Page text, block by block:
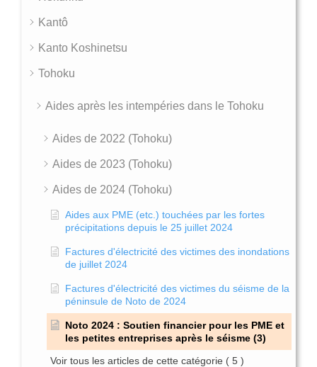
Kantô
Kanto Koshinetsu
Tohoku
Aides après les intempéries dans le Tohoku
Aides de 2022 (Tohoku)
Aides de 2023 (Tohoku)
Aides de 2024 (Tohoku)
Aides aux PME (etc.) touchées par les fortes
précipitations depuis le 25 juillet 2024
Factures d'électricité des victimes des inondations
de juillet 2024
Factures d'électricité des victimes du séisme de la
péninsule de Noto de 2024
Noto 2024 : Soutien financier pour les PME et
les petites entreprises après le séisme (3)
Voir tous les articles de cette catégorie ( 5 )